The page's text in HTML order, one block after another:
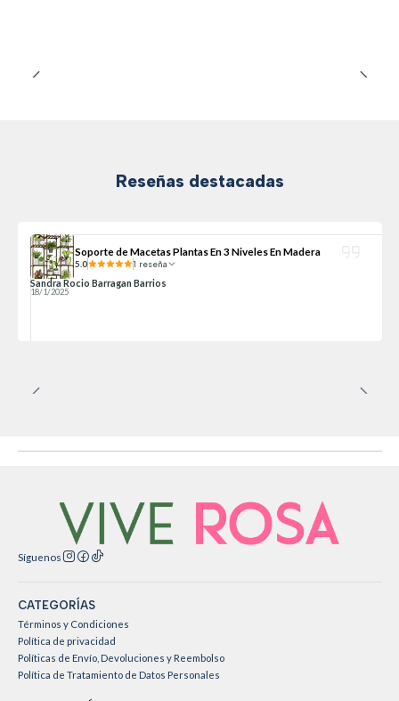
Reseñas destacadas
Soporte de Macetas Plantas En 3 Niveles En Madera
5.0 1 reseña
Sandra Rocio Barragan Barrios
18/1/2025
Síguenos
CATEGORÍAS
Términos y Condiciones
Política de privacidad
Políticas de Envío, Devoluciones y Reembolso
Política de Tratamiento de Datos Personales